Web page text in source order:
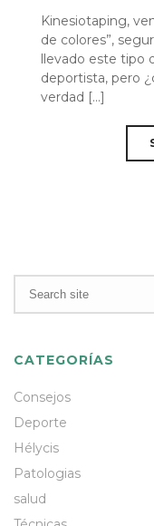
Kinesiotaping,
de colores”,
llevado este tipo
deportista, pero
verdad [...]
CATEGORÍAS
Consejos
Deporte
Hélycis
Patologias
salud